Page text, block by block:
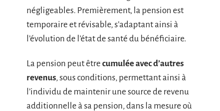
négligeables. Premièrement, la pension est
temporaire et révisable, s’adaptant ainsi à
l’évolution de l’état de santé du bénéficiaire.
La pension peut être cumulée avec d’autres
revenus, sous conditions, permettant ainsi à
l’individu de maintenir une source de revenu
additionnelle à sa pension, dans la mesure où